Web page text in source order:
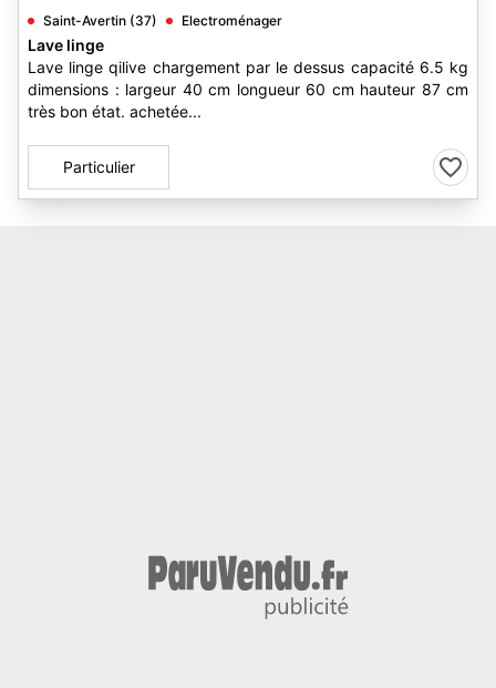
Saint-Avertin (37) Electroménager
Lave linge
Lave linge qilive chargement par le dessus capacité 6.5 kg
dimensions : largeur 40 cm longueur 60 cm hauteur 87 cm
très bon état. achetée...
Particulier